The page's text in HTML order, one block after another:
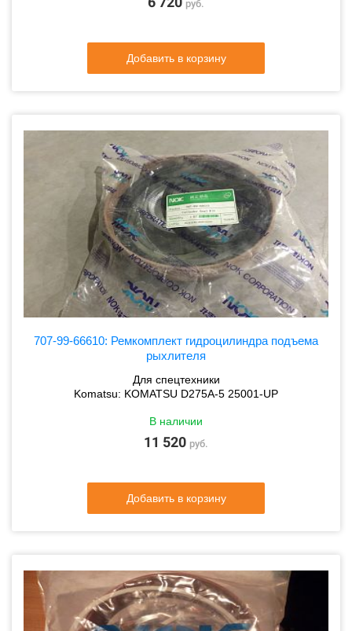
руб.
Добавить в корзину
707-99-66610: Ремкомплект гидроцилиндра подъема
рыхлителя
Для спецтехники
Komatsu: KOMATSU D275A-5 25001-UP
В наличии
11 520 руб.
Добавить в корзину